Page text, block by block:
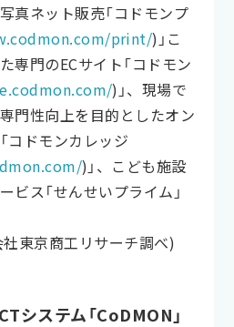
真ネット販売「コドモンプ
print/)」こ
専門のECサイト「コドモン
)」、現場で
門性向上を目的としたオン
コドモンカレッジ
)」、こども施設
ビス「せんせいプライム」
東京商工リサーチ調べ)
システム「CoDMON」